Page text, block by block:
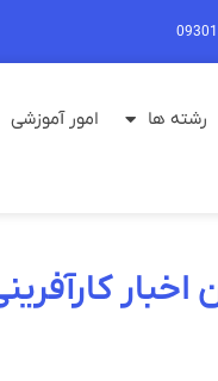
رشته ها امور آموزشی